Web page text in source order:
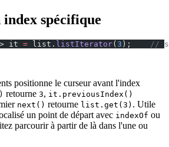
spécifique
> it = list. listIterator(3 ); //
positionne le curseur avant l'index
retourne 3, it.previousIndex()
next() retourne list.get(3) . Utile
un point de départ avec indexOf ou
parcourir à partir de là dans l'une ou